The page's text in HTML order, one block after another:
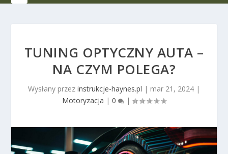
TUNING OPTYCZNY AUTA –
NA CZYM POLEGA?
Wysłany przez instrukcje-haynes.pl | mar 21, 2024 |
Motoryzacja | 0 |